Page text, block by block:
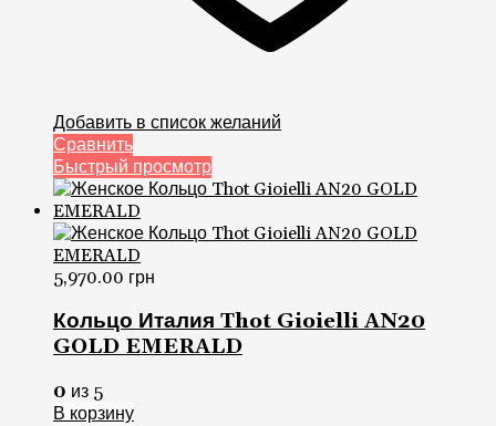
Добавить в список желаний
Сравнить
Быстрый просмотр
5,970.00 грн
Кольцо Италия Thot Gioielli AN20
GOLD EMERALD
0 из 5
В корзину